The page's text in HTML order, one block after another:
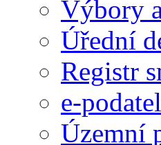
Výbory
Úřední
Registr
e-
Územní